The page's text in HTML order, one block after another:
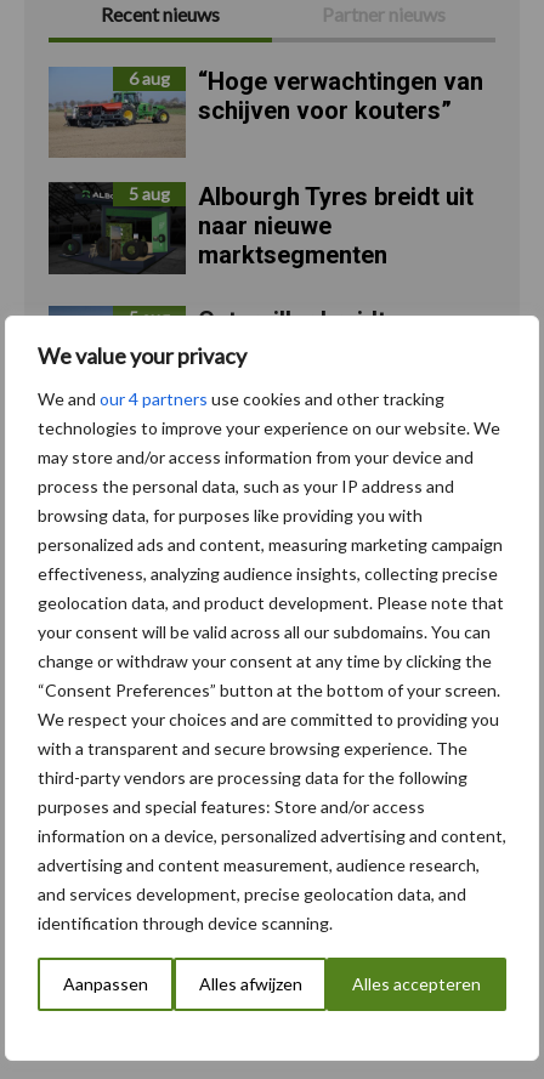
We value your privacy
We and our 4 partners use cookies and other tracking
technologies to improve your experience on our website. We
may store and/or access information from your device and
process the personal data, such as your IP address and
browsing data, for purposes like providing you with
personalized ads and content, measuring marketing campaign
effectiveness, analyzing audience insights, collecting precise
geolocation data, and product development. Please note that
your consent will be valid across all our subdomains. You can
change or withdraw your consent at any time by clicking the
“Consent Preferences” button at the bottom of your screen.
We respect your choices and are committed to providing you
with a transparent and secure browsing experience. The
third-party vendors are processing data for the following
purposes and special features: Store and/or access
information on a device, personalized advertising and content,
advertising and content measurement, audience research,
and services development, precise geolocation data, and
identification through device scanning.
Aanpassen Alles afwijzen Alles accepteren
Recent nieuws Partner nieuws
6 aug
“Hoge verwachtingen van
schijven voor kouters”
5 aug
Albourgh Tyres breidt uit
naar nieuwe
marktsegmenten
5 aug
Caterpillar breidt gamma
elektrische bulldozers uit
Toon meer
Footer